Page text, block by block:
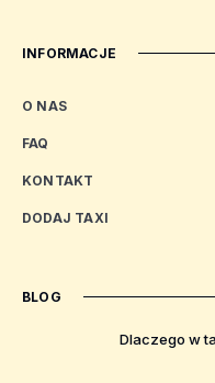
INFORMACJE
O NAS
FAQ
KONTAKT
DODAJ TAXI
BLOG
Dlaczego w